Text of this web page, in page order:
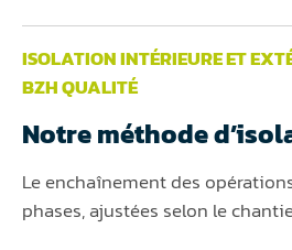
ISOLATION INTÉRIEURE ET
BZH QUALITÉ
Notre méthode
Le enchaînement des
phases, ajustées selon le